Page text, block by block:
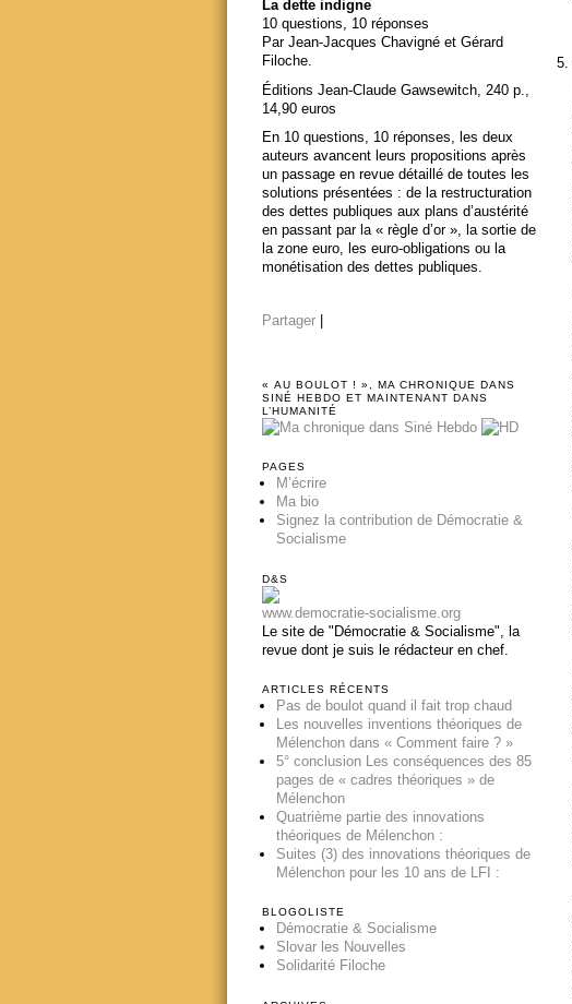
La dette indigne
10 questions, 10 réponses
Par Jean-Jacques Chavigné et Gérard
Filoche.
Éditions Jean-Claude Gawsewitch, 240 p.,
14,90 euros
En 10 questions, 10 réponses, les deux
auteurs avancent leurs propositions après
un passage en revue détaillé de toutes les
solutions présentées : de la restructuration
des dettes publiques aux plans d’austérité
en passant par la « règle d’or », la sortie de
la zone euro, les euro-obligations ou la
monétisation des dettes publiques.
Partager
« AU BOULOT ! », MA CHRONIQUE DANS
SINÉ HEBDO ET MAINTENANT DANS
L’HUMANITÉ
PAGES
M’écrire
Ma bio
Signez la contribution de Démocratie &
Socialisme
D&S
www.democratie-socialisme.org
Le site de "Démocratie & Socialisme", la
revue dont je suis le rédacteur en chef.
ARTICLES RÉCENTS
Pas de boulot quand il fait trop chaud
Les nouvelles inventions théoriques de
Mélenchon dans « Comment faire ? »
5° conclusion Les conséquences des 85
pages de « cadres théoriques » de
Mélenchon
Quatrième partie des innovations
théoriques de Mélenchon :
Suites (3) des innovations théoriques de
Mélenchon pour les 10 ans de LFI :
BLOGOLISTE
Démocratie & Socialisme
Slovar les Nouvelles
Solidarité Filoche